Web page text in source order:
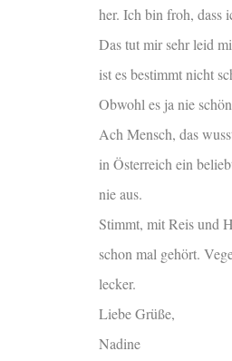
her. Ich bin froh, dass
Das tut mir sehr leid
ist es bestimmt nicht
Obwohl es ja nie
Ach Mensch, das
in Österreich ein
nie aus.
Stimmt, mit Reis und
schon mal gehört.
lecker.
Liebe Grüße,
Nadine